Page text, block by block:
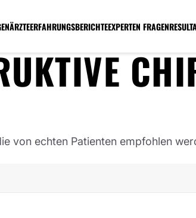
ÄRZTEERFAHRUNGSBERICHTEEXPERTEN FRAGEN
von echten Patienten empfohlen